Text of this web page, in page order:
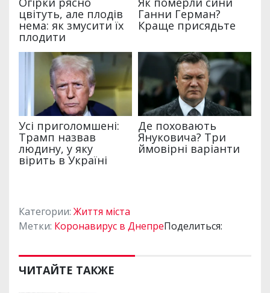
Категории: Життя міста
Метки: Коронавирус в ДнепреПоделиться:
ЧИТАЙТЕ ТАКЖЕ